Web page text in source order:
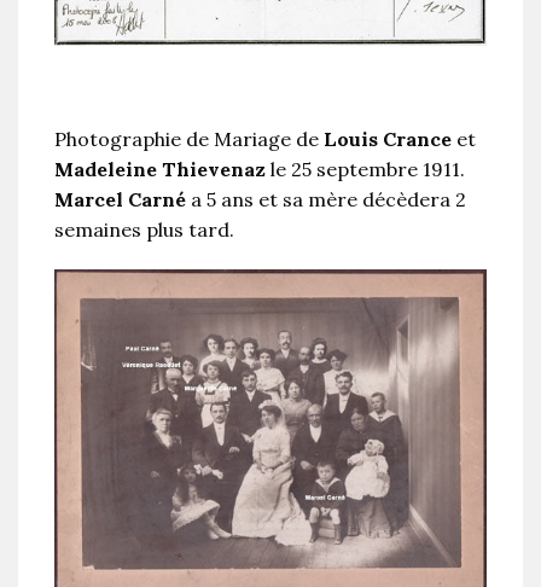
Photographie de Mariage de Louis Crance et
Madeleine Thievenaz le 25 septembre 1911.
Marcel Carné a 5 ans et sa mère décèdera 2
semaines plus tard.